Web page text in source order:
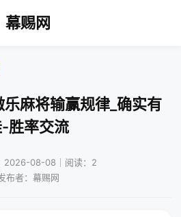
幕赐网
麻将输赢规律_确实有
胜率交流
2026-08-08｜阅读：2
布者：幕赐网